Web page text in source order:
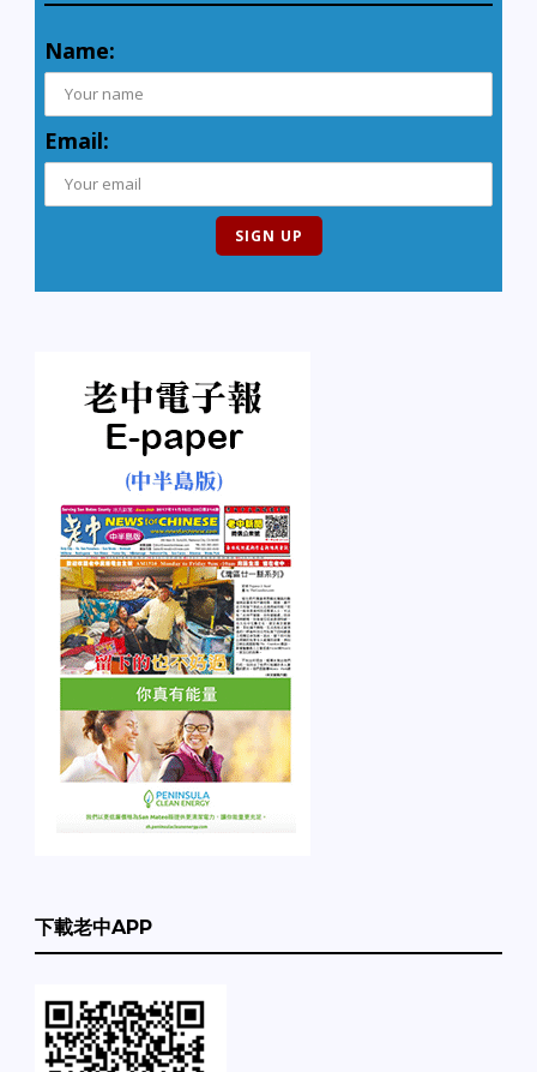
Name:
Email:
下載老中APP